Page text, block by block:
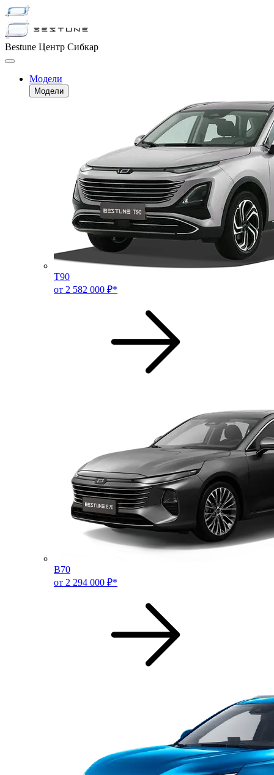
Bestune Центр Сибкар
Модели
Модели
T90
от 2 582 000 ₽*
B70
от 2 294 000 ₽*